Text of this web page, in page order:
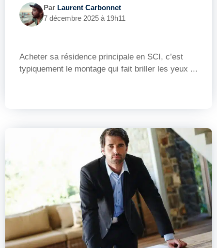
Par Laurent Carbonnet
7 décembre 2025 à 19h11
Acheter sa résidence principale en SCI, c’est
typiquement le montage qui fait briller les yeux ...